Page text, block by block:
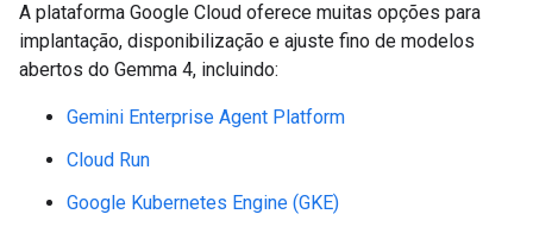
A plataforma Google Cloud oferece muitas opções para
implantação, disponibilização e ajuste fino de modelos
abertos do Gemma 4, incluindo:
Gemini Enterprise Agent Platform
Cloud Run
Google Kubernetes Engine (GKE)